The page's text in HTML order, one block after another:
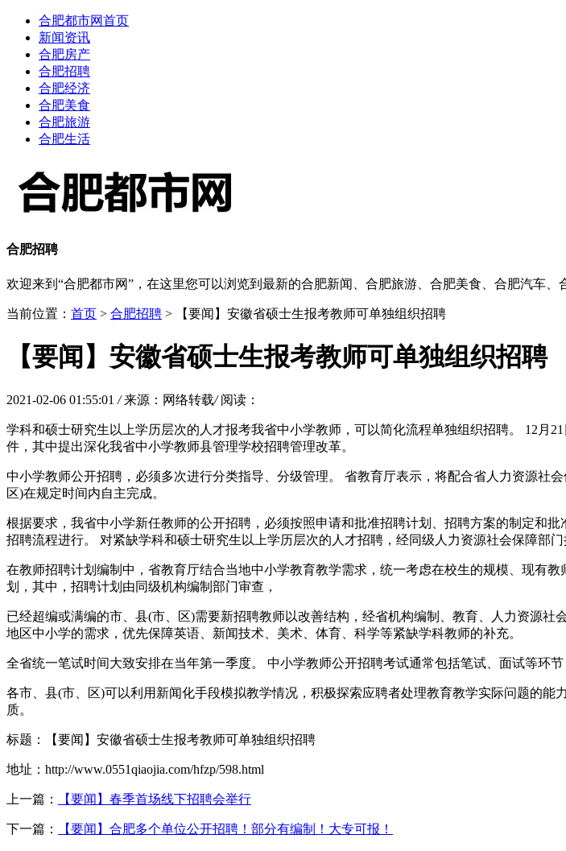
合肥都市网首页
新闻资讯
合肥房产
合肥招聘
合肥经济
合肥美食
合肥旅游
合肥生活
合肥招聘
欢迎来到“合肥都市网”，在这里您可以浏览到最新的合肥新闻、合肥旅游、合肥美食、合肥汽车
当前位置： 首页 > 合肥招聘 > 【要闻】安徽省硕士生报考教师可单独组织招聘
【要闻】安徽省硕士生报考教师可单独组织招聘
2021-02-06 01:55:01/ 来源：网络转载/ 阅读：
学科和硕士研究生以上学历层次的人才报考我省中小学教师，可以简化流程单独组织招聘。 12月
件，其中提出深化我省中小学教师县管理学校招聘管理改革。
中小学教师公开招聘，必须多次进行分类指导、分级管理。 省教育厅表示，将配合省人力资源社
区)在规定时间内自主完成。
根据要求，我省中小学新任教师的公开招聘，必须按照申请和批准招聘计划、招聘方案的制定和
招聘流程进行。 对紧缺学科和硕士研究生以上学历层次的人才招聘，经同级人力资源社会保障部门
在教师招聘计划编制中，省教育厅结合当地中小学教育教学需求，统一考虑在校生的规模、现有
划，其中，招聘计划由同级机构编制部门审查，
已经超编或满编的市、县(市、区)需要新招聘教师以改善结构，经省机构编制、教育、人力资源
地区中小学的需求，优先保障英语、新闻技术、美术、体育、科学等紧缺学科教师的补充。
全省统一笔试时间大致安排在当年第一季度。 中小学教师公开招聘考试通常包括笔试、面试等环
各市、县(市、区)可以利用新闻化手段模拟教学情况，积极探索应聘者处理教育教学实际问题的
质。
标题：【要闻】安徽省硕士生报考教师可单独组织招聘
地址：http://www.0551qiaojia.com/hfzp/598.html
上一篇： 【要闻】春季首场线下招聘会举行
下一篇： 【要闻】合肥多个单位公开招聘！部分有编制！大专可报！